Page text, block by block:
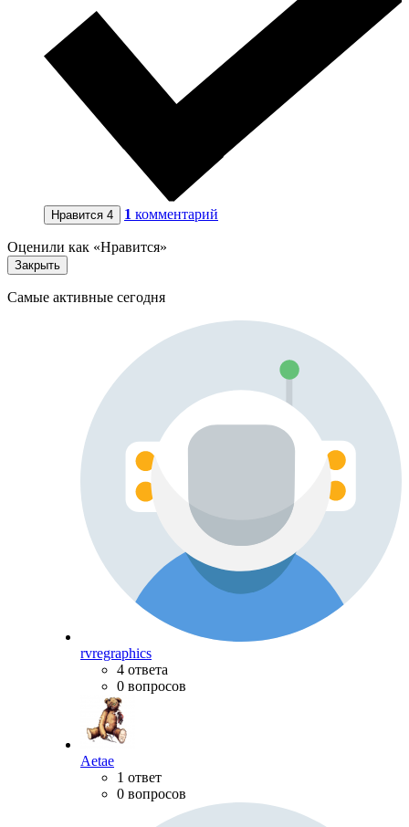
Нравится 4 1 комментарий
Оценили как «Нравится»
Закрыть
Самые активные сегодня
rvregraphics
4 ответа
0 вопросов
Aetae
1 ответ
0 вопросов